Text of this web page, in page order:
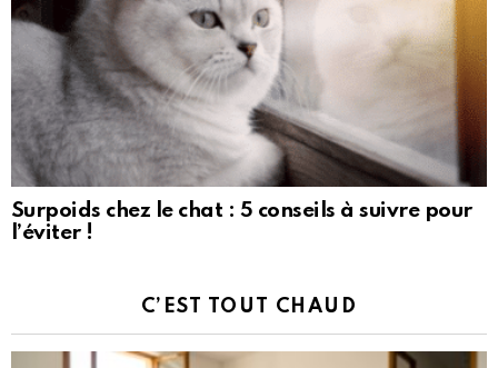
Surpoids chez le chat : 5 conseils à suivre pour
l’éviter !
C’EST TOUT CHAUD